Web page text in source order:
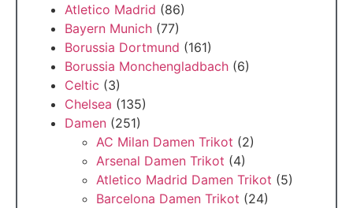
Atletico Madrid (86)
Bayern Munich (77)
Borussia Dortmund (161)
Borussia Monchengladbach (6)
Celtic (3)
Chelsea (135)
Damen (251)
AC Milan Damen Trikot (2)
Arsenal Damen Trikot (4)
Atletico Madrid Damen Trikot (5)
Barcelona Damen Trikot (24)